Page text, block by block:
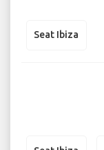
Seat Ibiza